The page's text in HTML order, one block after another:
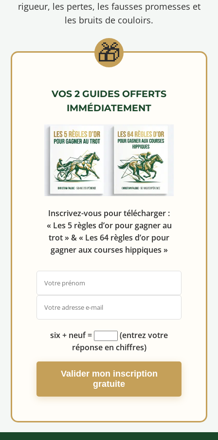
rigueur, les pertes, les fausses promesses et
les bruits de couloirs.
VOS 2 GUIDES OFFERTS
IMMÉDIATEMENT
Inscrivez-vous pour télécharger :
« Les 5 règles d’or pour gagner au
trot » & « Les 64 règles d’or pour
gagner aux courses hippiques »
six + neuf=
(entrez votre
réponse en chiffres)
Valider mon inscription
gratuite